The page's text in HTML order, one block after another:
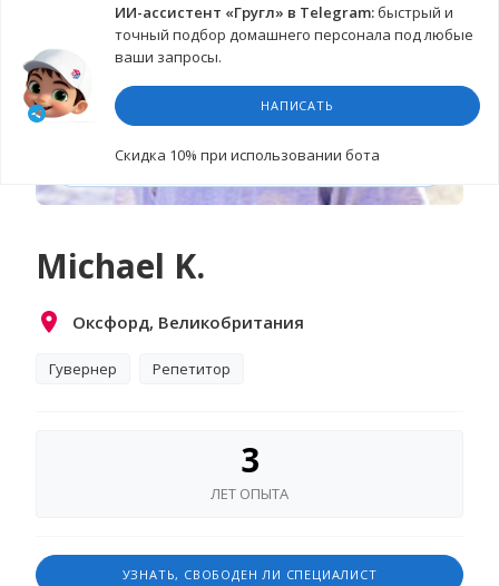
ИИ-ассистент «Гругл» в Telegram:быстрый и
точный подбор домашнего персонала под любые
ваши запросы.
НАПИСАТЬ
Cкидка 10% при использовании бота
СМОТРЕТЬ ВИДЕО-ВИЗИТКУ
Michael K.
Оксфорд, Великобритания
Гувернер Репетитор
3
ЛЕТ ОПЫТА
УЗНАТЬ, СВОБОДЕН ЛИ СПЕЦИАЛИСТ